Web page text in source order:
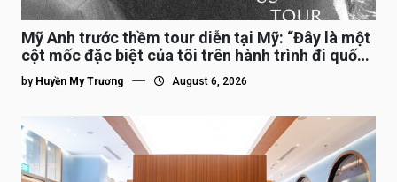
Mỹ Anh trước thềm tour diễn tại Mỹ: “Đây là một
cột mốc đặc biệt của tôi trên hành trình đi quốc
tế”
by Huyền My Trương August 6, 2026